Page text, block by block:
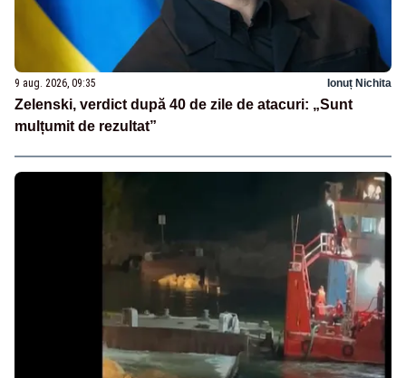
9 aug. 2026, 09:35 Ionuț Nichita
Zelenski, verdict după 40 de zile de atacuri: „Sunt
mulțumit de rezultat”